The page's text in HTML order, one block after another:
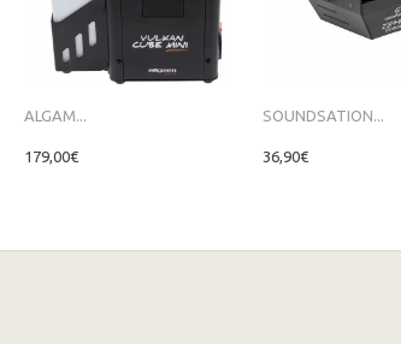
ALGAM...
179,00€
SOUNDSATION...
36,90€